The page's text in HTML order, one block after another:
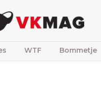
WTF Bommetje